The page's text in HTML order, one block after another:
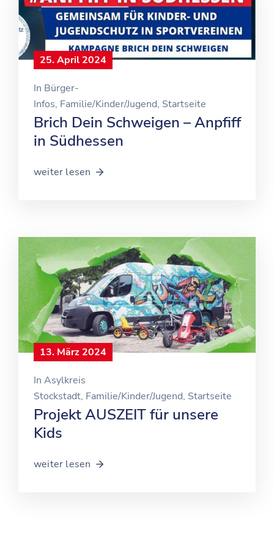
25. April 2024
In Bürger-
Infos‚ Familie/Kinder/Jugend‚ Startseite
Brich Dein Schweigen – Anpfiff
in Südhessen
weiter lesen
13. März 2024
In Asylkreis
Stockstadt‚ Familie/Kinder/Jugend‚ Startseite
Projekt AUSZEIT für unsere
Kids
weiter lesen